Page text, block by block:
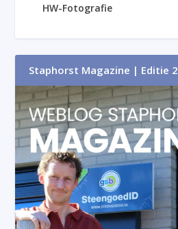
HW-Fotografie
Staphorst Magazine | Editie 2